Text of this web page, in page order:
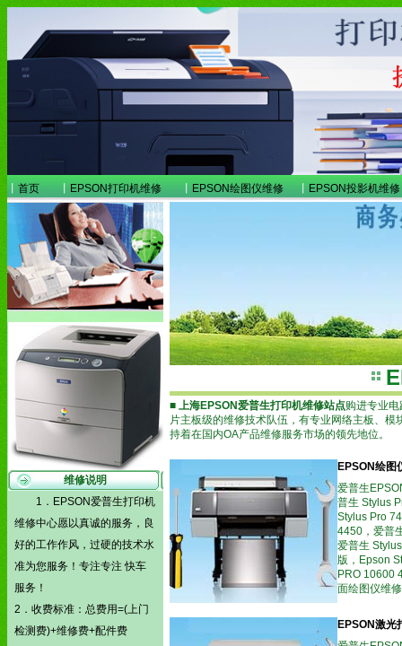
首页 EPSON打印机维修 EPSON绘图仪维修 EPSON投影机维修
维修说明
1．EPSON爱普生打印机
维修中心愿以真诚的服务，良
好的工作作风，过硬的技术水
准为您服务！专注专注 快车
服务！
2．收费标准：总费用=(上门
检测费)+维修费+配件费
■ 上海EPSON爱普生打印机维修站点购进专业
片主板级的维修技术队伍，有专业网络主板、
持着在国内OA产品维修服务市场的领先地位。
EPSON绘图
爱普生
普生 Stylus
Stylus Pro
4450，爱普
爱普生
版，Epson
PRO 10600
面绘图仪维
EPSON激光